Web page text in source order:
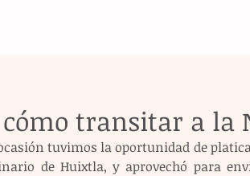
cómo transitar a la
tuvimos la oportunidad de
de Huixtla, y aprovechó para